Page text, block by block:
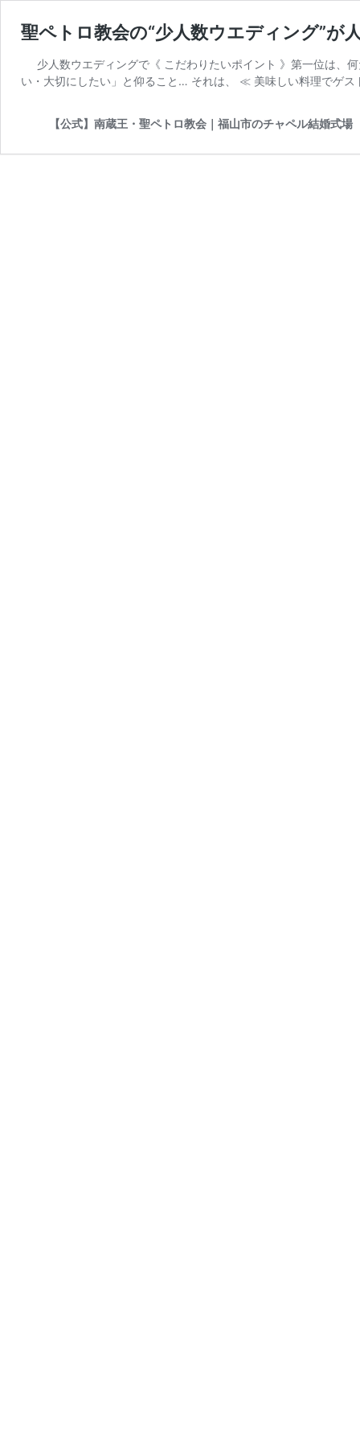
聖ペトロ教会の“少人数ウエディング”
少人数ウエディングで《 こだわりたいポイント 》第一位は、
い・大切にしたい」と仰ること… それは、 ≪ 美味しい料理でゲ
【公式】南蔵王・聖ペトロ教会｜福山市のチャペル結婚式場